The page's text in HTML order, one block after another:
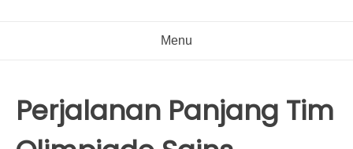
Menu
Perjalanan Panjang Tim